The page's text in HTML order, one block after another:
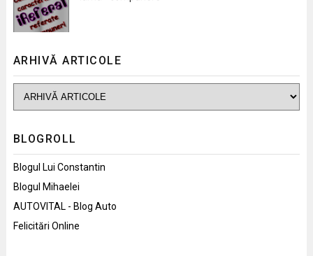
ARHIVĂ ARTICOLE
BLOGROLL
Blogul Lui Constantin
Blogul Mihaelei
AUTOVITAL - Blog Auto
Felicitări Online